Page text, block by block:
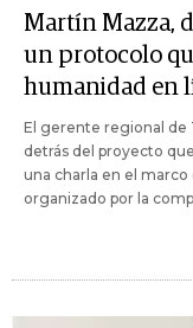
Martín Mazza,
un protocolo
humanidad en
El gerente regional de
detrás del proyecto
una charla en el
organizado por la